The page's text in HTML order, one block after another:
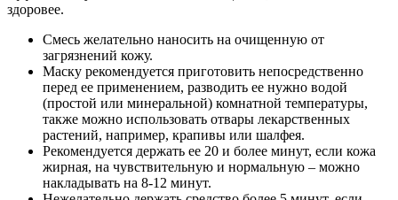
здоровее.
Смесь желательно наносить на очищенную от
загрязнений кожу.
Маску рекомендуется приготовить непосредственно
перед ее применением, разводить ее нужно водой
(простой или минеральной) комнатной температуры,
также можно использовать отвары лекарственных
растений, например, крапивы или шалфея.
Рекомендуется держать ее 20 и более минут, если кожа
жирная, на чувствительную и нормальную – можно
накладывать на 8-12 минут.